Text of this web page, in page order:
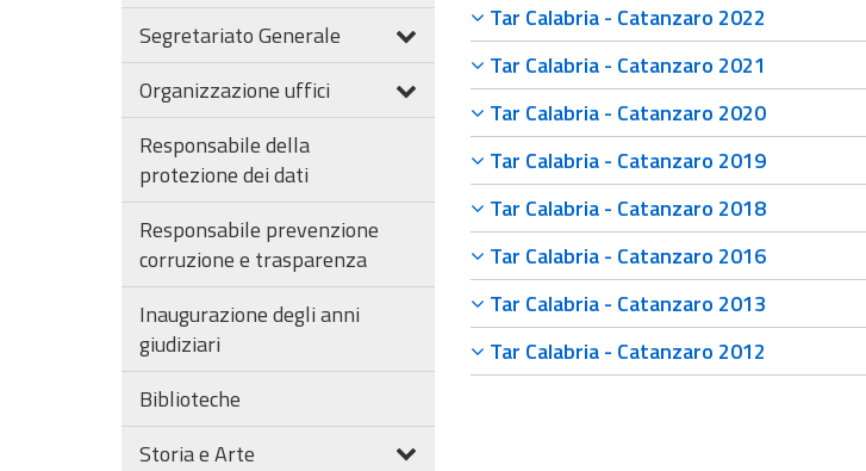
Segretariato Generale
Organizzazione uffici
Responsabile della
protezione dei dati
Responsabile prevenzione
corruzione e trasparenza
Inaugurazione degli anni
giudiziari
Biblioteche
Storia e Arte
Tar Calabria - Catanzaro 2022
Tar Calabria - Catanzaro 2021
Tar Calabria - Catanzaro 2020
Tar Calabria - Catanzaro 2019
Tar Calabria - Catanzaro 2018
Tar Calabria - Catanzaro 2016
Tar Calabria - Catanzaro 2013
Tar Calabria - Catanzaro 2012